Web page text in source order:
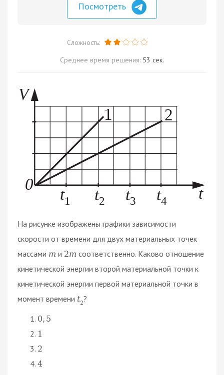
Посмотреть
Сложность:
Среднее время решения: 53 сек.
На рисунке изображены графики зависимости
скорости от времени для двух материальных точек
массами m и 2m соответственно. Каково отношение
кинетической энергии второй материальной точки к
кинетической энергии первой материальной точки в
момент времени t2?
0, 5
1
2
4